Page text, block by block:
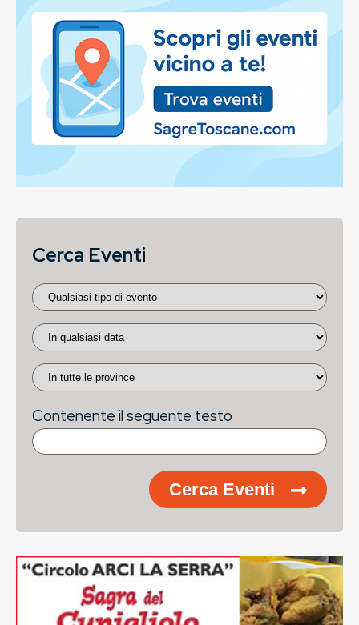
Cerca Eventi
Contenente il seguente testo
Cerca Eventi